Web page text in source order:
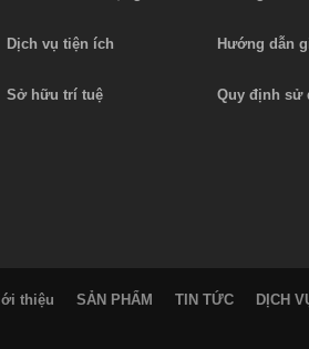
Dịch vụ tiện ích
Sở hữu trí tuệ
Hướng dẫn
Quy định sử
thiệu SẢN PHẨM TIN TỨC DỊCH